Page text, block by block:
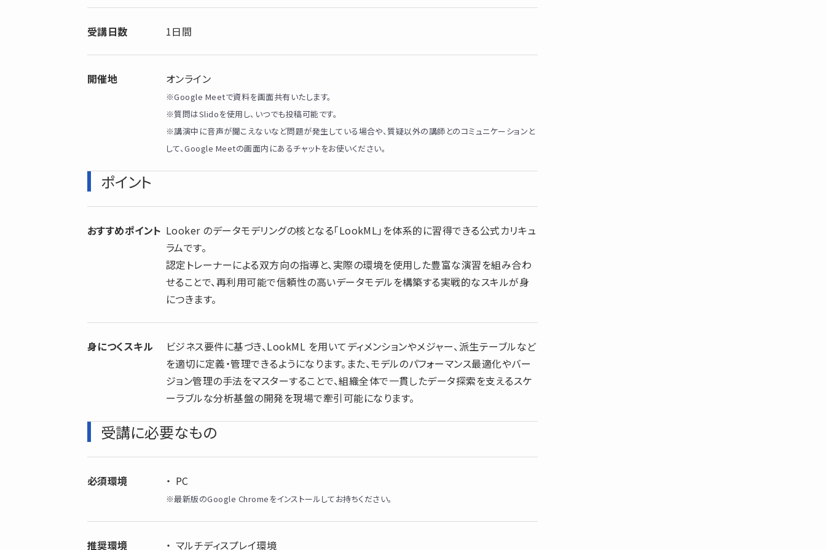
受講日数 1日間
開催地 オンライン
※Google Meetで資料を画面共有いたします。
※質問はSlidoを使用し、いつでも投稿可能です。
※講演中に音声が聞こえないなど問題が発生している場合や、質疑以外の講師とのコミュニケーションと
して、Google Meetの画面内にあるチャットをお使いください。
ポイント
おすすめポイント Looker のデータモデリングの核となる「LookML」を体系的に習得できる公式カリキュ
ラムです。
認定トレーナーによる双方向の指導と、実際の環境を使用した豊富な演習を組み合わ
せることで、再利用可能で信頼性の高いデータモデルを構築する実戦的なスキルが身
につきます。
身につくスキル
ビジネス要件に基づき、LookML を用いてディメンションやメジャー、派生テーブルなど
を適切に定義・管理できるようになります。また、モデルのパフォーマンス最適化やバー
ジョン管理の手法をマスターすることで、組織全体で一貫したデータ探索を支えるスケ
ーラブルな分析基盤の開発を現場で牽引可能になります。
受講に必要なもの
必須環境 PC
※最新版のGoogle Chromeをインストールしてお持ちください。
推奨環境 マルチディスプレイ環境